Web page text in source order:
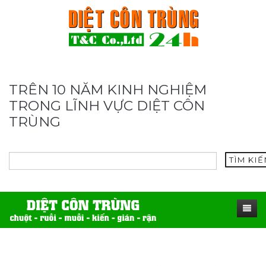
TRÊN 10 NĂM KINH NGHIỆM
TRONG LĨNH VỰC DIỆT CÔN
TRÙNG
TÌM